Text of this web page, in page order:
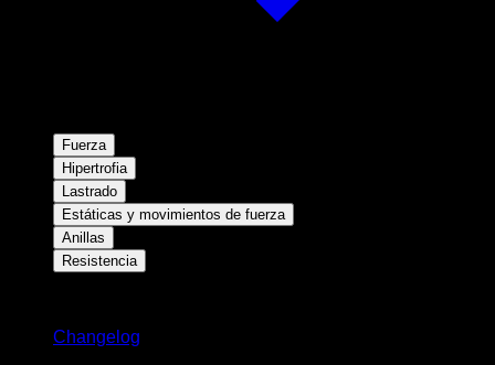
Fuerza
Hipertrofia
Lastrado
Estáticas y movimientos de fuerza
Anillas
Resistencia
Changelog